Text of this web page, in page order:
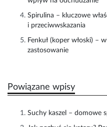
Spirulina – kluczowe
i przeciwwskazania
Fenkuł (koper włoski) –
zastosowanie
Powiązane wpisy
Suchy kaszel – domowe